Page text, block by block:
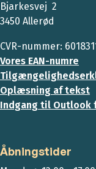
Bjarkesvej 2
3450 Allerød
CVR-nummer:
Vores EAN-numre
Oplæsning af tekst
Indgang til Outlook
Åbningstider